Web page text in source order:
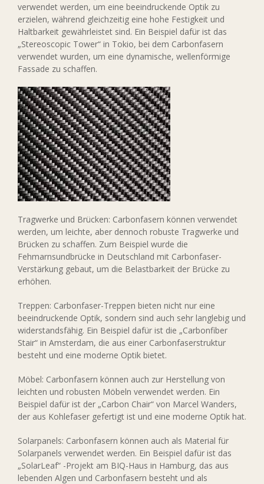
verwendet werden, um eine beeindruckende Optik zu
erzielen, während gleichzeitig eine hohe Festigkeit und
Haltbarkeit gewährleistet sind. Ein Beispiel dafür ist das
„Stereoscopic Tower“ in Tokio, bei dem Carbonfasern
verwendet wurden, um eine dynamische, wellenförmige
Fassade zu schaffen.
Tragwerke und Brücken: Carbonfasern können verwendet
werden, um leichte, aber dennoch robuste Tragwerke und
Brücken zu schaffen. Zum Beispiel wurde die
Fehmarnsundbrücke in Deutschland mit Carbonfaser-
Verstärkung gebaut, um die Belastbarkeit der Brücke zu
erhöhen.
Treppen: Carbonfaser-Treppen bieten nicht nur eine
beeindruckende Optik, sondern sind auch sehr langlebig und
widerstandsfähig. Ein Beispiel dafür ist die „Carbonfiber
Stair“ in Amsterdam, die aus einer Carbonfaserstruktur
besteht und eine moderne Optik bietet.
Möbel: Carbonfasern können auch zur Herstellung von
leichten und robusten Möbeln verwendet werden. Ein
Beispiel dafür ist der „Carbon Chair“ von Marcel Wanders,
der aus Kohlefaser gefertigt ist und eine moderne Optik hat.
Solarpanels: Carbonfasern können auch als Material für
Solarpanels verwendet werden. Ein Beispiel dafür ist das
„SolarLeaf“ -Projekt am BIQ-Haus in Hamburg, das aus
lebenden Algen und Carbonfasern besteht und als